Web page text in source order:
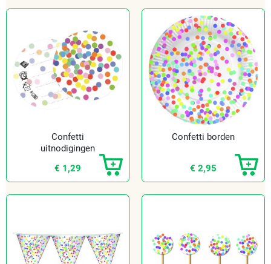
Confetti
uitnodigingen
€ 1,29
Confetti borden
€ 2,95